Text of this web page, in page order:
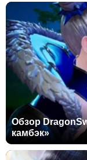
Обзор
камбэк»